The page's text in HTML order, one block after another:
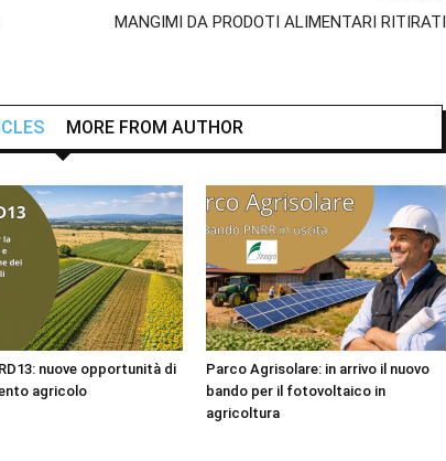
MANGIMI DA PRODOTI ALIMENTARI RITIRATI
MORE FROM AUTHOR
nuove opportunità di
agricolo
Parco Agrisolare: in arrivo il nuovo
bando per il fotovoltaico in
agricoltura